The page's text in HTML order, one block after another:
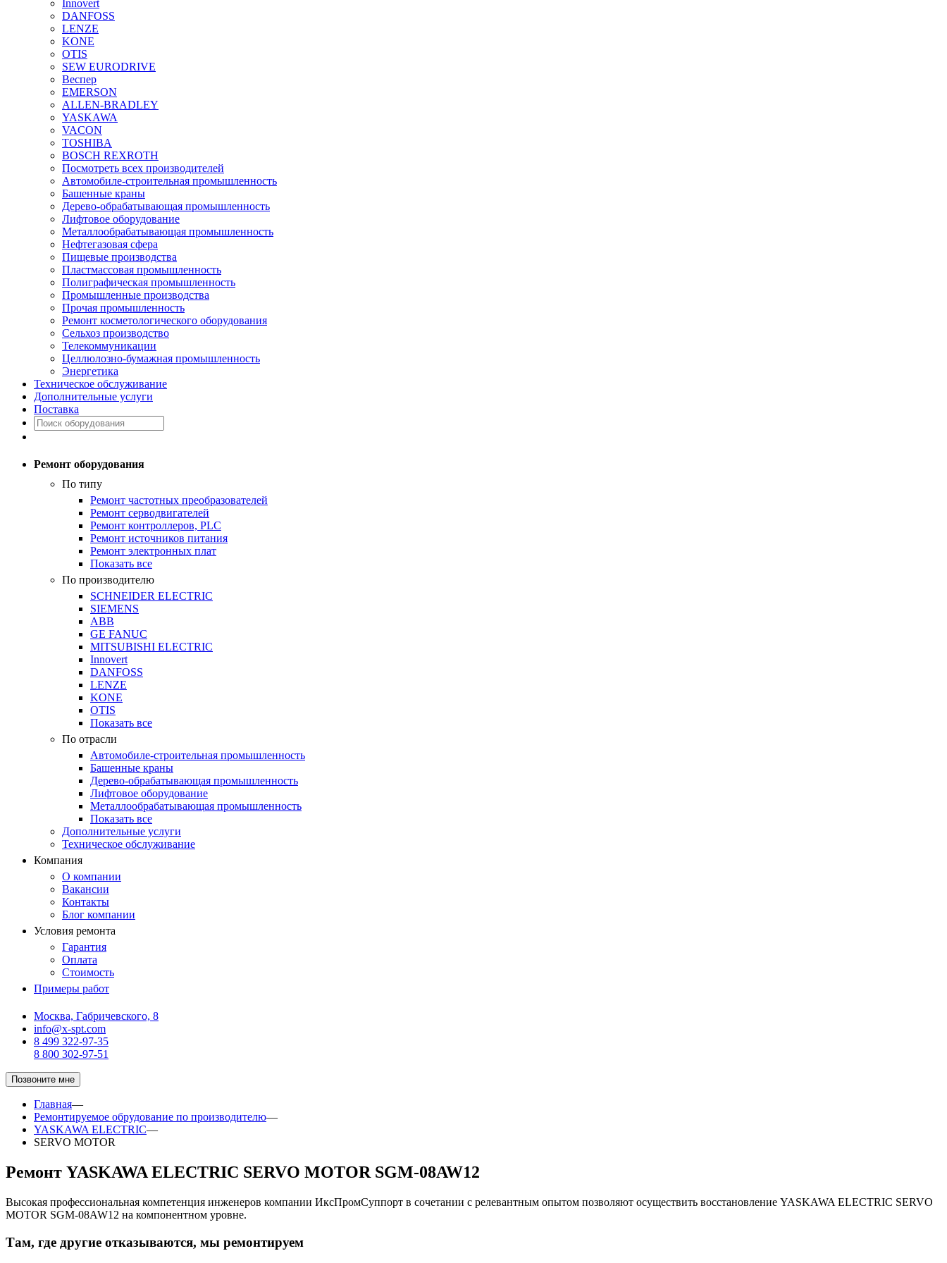
Innovert
DANFOSS
LENZE
KONE
OTIS
SEW EURODRIVE
Веспер
EMERSON
ALLEN-BRADLEY
YASKAWA
VACON
TOSHIBA
BOSCH REXROTH
Посмотреть всех производителей
Автомобиле-строительная промышленность
Башенные краны
Дерево-обрабатывающая промышленность
Лифтовое оборудование
Металлообрабатывающая промышленность
Нефтегазовая сфера
Пищевые производства
Пластмассовая промышленность
Полиграфическая промышленность
Промышленные производства
Прочая промышленность
Ремонт косметологического оборудования
Сельхоз производство
Телекоммуникации
Целлюлозно-бумажная промышленность
Энергетика
Техническое обслуживание
Дополнительные услуги
Поставка
Ремонт оборудования
По типу
Ремонт частотных преобразователей
Ремонт серводвигателей
Ремонт контроллеров, PLC
Ремонт источников питания
Ремонт электронных плат
Показать все
По производителю
SCHNEIDER ELECTRIC
SIEMENS
ABB
GE FANUC
MITSUBISHI ELECTRIC
Innovert
DANFOSS
LENZE
KONE
OTIS
Показать все
По отрасли
Автомобиле-строительная промышленность
Башенные краны
Дерево-обрабатывающая промышленность
Лифтовое оборудование
Металлообрабатывающая промышленность
Показать все
Дополнительные услуги
Техническое обслуживание
Компания
О компании
Вакансии
Контакты
Блог компании
Условия ремонта
Гарантия
Оплата
Стоимость
Примеры работ
Москва, Габричевского, 8
info@x-spt.com
8 499 322-97-35
8 800 302-97-51
Позвоните мне
Главная—
Ремонтируемое обрудование по производителю—
YASKAWA ELECTRIC—
SERVO MOTOR
Ремонт YASKAWA ELECTRIC SERVO MOTOR SGM-08AW12
Высокая профессиональная компетенция инженеров компании ИксПромСуппорт в сочетании с релевантным опытом позволяют осуществить восстановление YASKAWA ELECTRIC SERVO
MOTOR SGM-08AW12 на компонентном уровне.
Там, где другие отказываются, мы ремонтируем